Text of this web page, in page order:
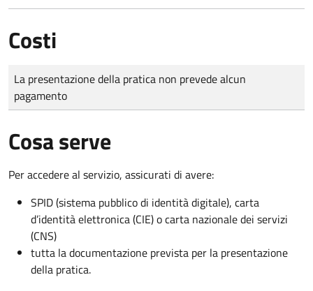
Costi
Tipo di pagamento
Importo
La presentazione della pratica non prevede alcun
pagamento
Cosa serve
Per accedere al servizio, assicurati di avere:
SPID (sistema pubblico di identità digitale), carta
d’identità elettronica (CIE) o carta nazionale dei servizi
(CNS)
tutta la documentazione prevista per la presentazione
della pratica.